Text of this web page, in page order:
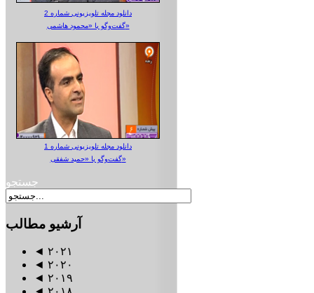
دانلود مجله تلویزیونی شماره 2
گفت‌وگو با «محمود هاشمی»
دانلود مجله تلویزیونی شماره 1
گفت‌وگو با «حمید شفقی»
جستجو
آرشیو مطالب
◄ ۲۰۲۱
◄ ۲۰۲۰
◄ ۲۰۱۹